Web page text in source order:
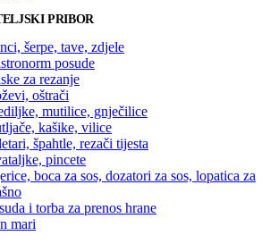
PRIBOR
šerpe, tave, zdjele
posude
za rezanje
oštrači
mutilice, gnječilice
kašike, vilice
špahtle, rezači tijesta
pincete
boca za sos, dozatori za sos, lopatica za
i torba za prenos hrane
mari